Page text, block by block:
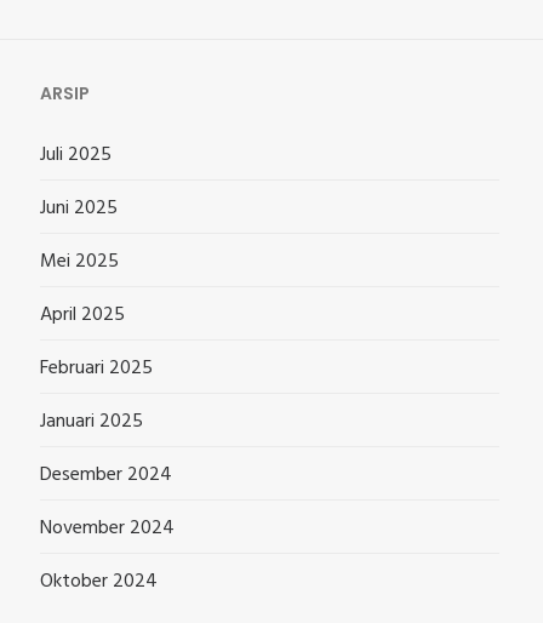
ARSIP
Juli 2025
Juni 2025
Mei 2025
April 2025
Februari 2025
Januari 2025
Desember 2024
November 2024
Oktober 2024